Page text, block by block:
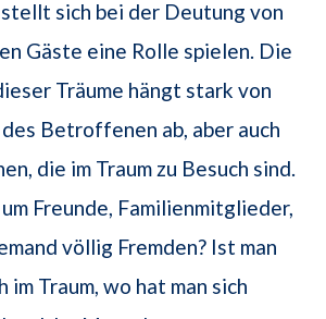
sich bei der Deutung von
Gäste eine Rolle spielen. Die
Träume hängt stark von
Betroffenen ab, aber auch
die im Traum zu Besuch sind.
Freunde, Familienmitglieder,
völlig Fremden? Ist man
im Traum, wo hat man sich